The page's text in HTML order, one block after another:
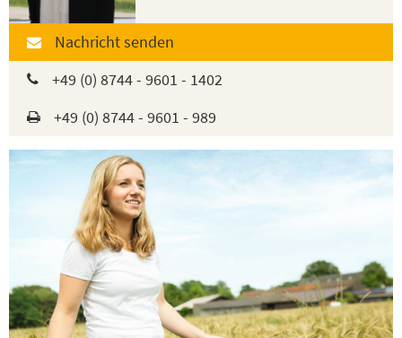
Nachricht senden
+49 (0) 8744 - 9601 - 1402
+49 (0) 8744 - 9601 - 989